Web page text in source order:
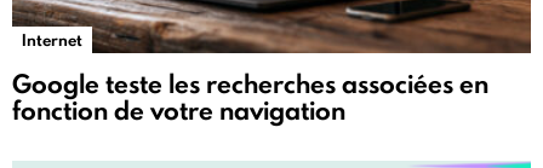
Internet
Google teste les recherches associées en
fonction de votre navigation